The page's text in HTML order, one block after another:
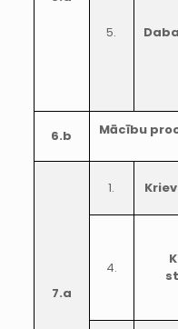
5.
6.b Mācību
7.a
1.
4.